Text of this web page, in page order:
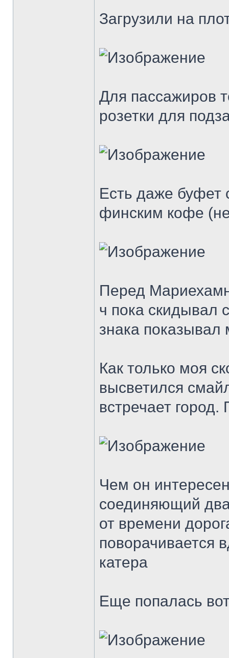
Загрузили на
Для пассажиров
розетки для
Есть даже буфет
финским кофе
Перед
ч пока скидывал
знака показывал
Как только моя
высветился
встречает
Чем он
соединяющий
от времени
поворачивается
катера
Еще попалась